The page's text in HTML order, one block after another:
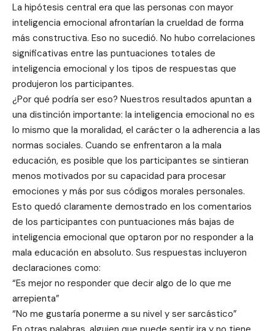
La hipótesis central era que las personas con mayor
inteligencia emocional afrontarían la crueldad de forma
más constructiva. Eso no sucedió. No hubo correlaciones
significativas entre las puntuaciones totales de
inteligencia emocional y los tipos de respuestas que
produjeron los participantes.
¿Por qué podría ser eso? Nuestros resultados apuntan a
una distinción importante: la inteligencia emocional no es
lo mismo que la moralidad, el carácter o la adherencia a las
normas sociales. Cuando se enfrentaron a la mala
educación, es posible que los participantes se sintieran
menos motivados por su capacidad para procesar
emociones y más por sus códigos morales personales.
Esto quedó claramente demostrado en los comentarios
de los participantes con puntuaciones más bajas de
inteligencia emocional que optaron por no responder a la
mala educación en absoluto. Sus respuestas incluyeron
declaraciones como:
“Es mejor no responder que decir algo de lo que me
arrepienta”
“No me gustaría ponerme a su nivel y ser sarcástico”